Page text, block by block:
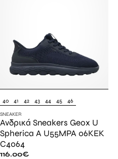
40 41 42 43 44 45 46
SNEAKER
Ανδρικά Sneakers Geox U
Spherica A U55MPA 06KEK
C4064
116.00€